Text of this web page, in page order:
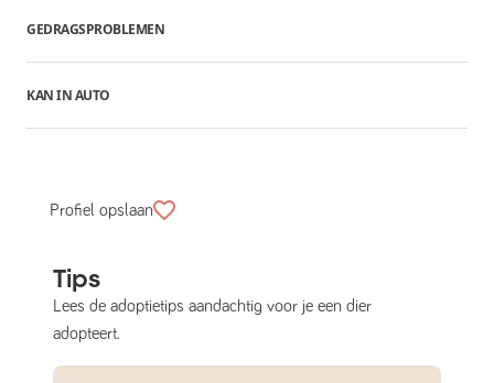
GEDRAGSPROBLEMEN
KAN IN AUTO
Profiel opslaan
Tips
Lees de adoptietips aandachtig voor je een dier
adopteert.